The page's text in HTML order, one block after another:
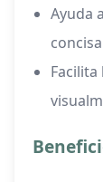
Ayuda